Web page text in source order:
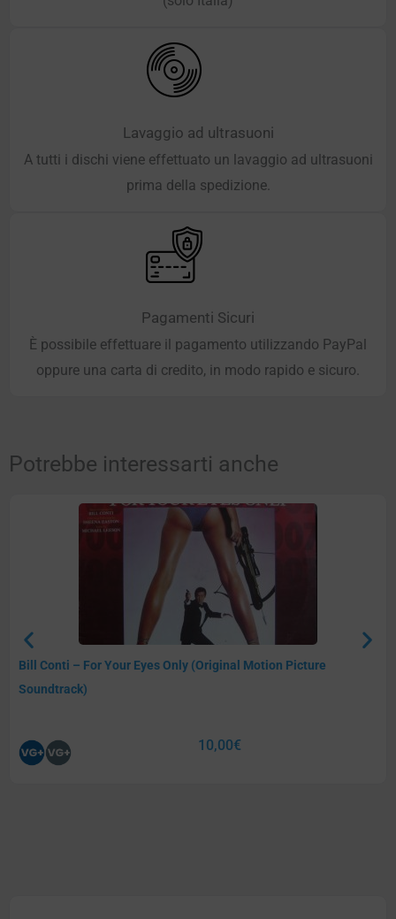
Lavaggio ad ultrasuoni
A tutti i dischi viene effettuato un lavaggio ad ultrasuoni
prima della spedizione.
Pagamenti Sicuri
È possibile effettuare il pagamento utilizzando PayPal
oppure una carta di credito, in modo rapido e sicuro.
Potrebbe interessarti anche
Bill Conti – For Your Eyes Only (Original Motion Picture
Soundtrack)
10,00€